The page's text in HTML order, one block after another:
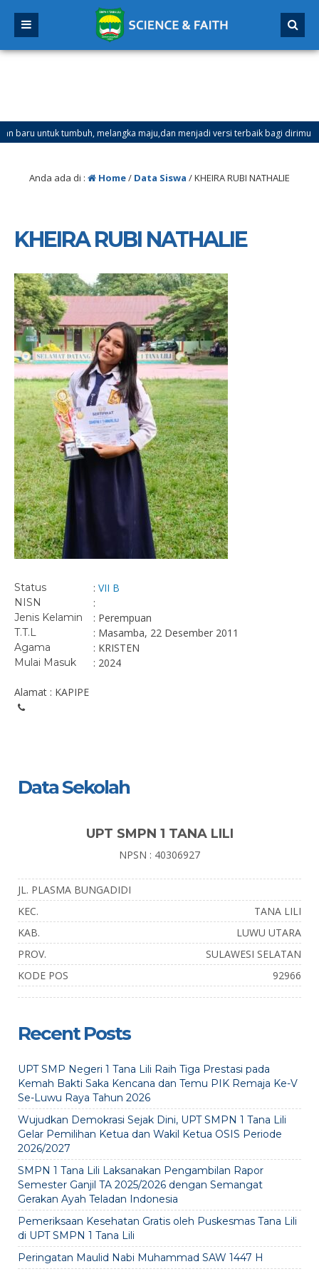
untuk tumbuh, melangka maju,dan menjadi versi terbaik bagi dirimu.
Mulai Tanggal 21 Desember 2025 sd Tanggal 4 Januari 2026
Anda ada di : Home/ Data Siswa /KHEIRA RUBI NATHALIE
KHEIRA RUBI NATHALIE
Status : VII B
NISN :
Jenis Kelamin : Perempuan
T.T.L : Masamba, 22 Desember 2011
Agama : KRISTEN
Mulai Masuk : 2024
Alamat : KAPIPE
Data Sekolah
UPT SMPN 1 TANA LILI
NPSN : 40306927
JL. PLASMA BUNGADIDI
KEC.
TANA LILI
KAB.
LUWU UTARA
PROV.
SULAWESI SELATAN
KODE POS
92966
Recent Posts
UPT SMP Negeri 1 Tana Lili Raih Tiga Prestasi pada
Kemah Bakti Saka Kencana dan Temu PIK Remaja Ke-V
Se-Luwu Raya Tahun 2026
Wujudkan Demokrasi Sejak Dini, UPT SMPN 1 Tana Lili
Gelar Pemilihan Ketua dan Wakil Ketua OSIS Periode
2026/2027
SMPN 1 Tana Lili Laksanakan Pengambilan Rapor
Semester Ganjil TA 2025/2026 dengan Semangat
Gerakan Ayah Teladan Indonesia
Pemeriksaan Kesehatan Gratis oleh Puskesmas Tana Lili
di UPT SMPN 1 Tana Lili
Peringatan Maulid Nabi Muhammad SAW 1447 H